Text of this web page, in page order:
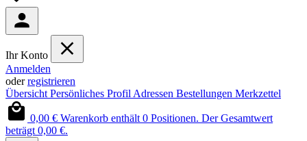
Ihr Konto
Anmelden
oderregistrieren
Übersicht Persönliches Profil Adressen Bestellungen Merkzettel
0,00 € Warenkorb enthält 0 Positionen. Der Gesamtwert
beträgt 0,00 €.